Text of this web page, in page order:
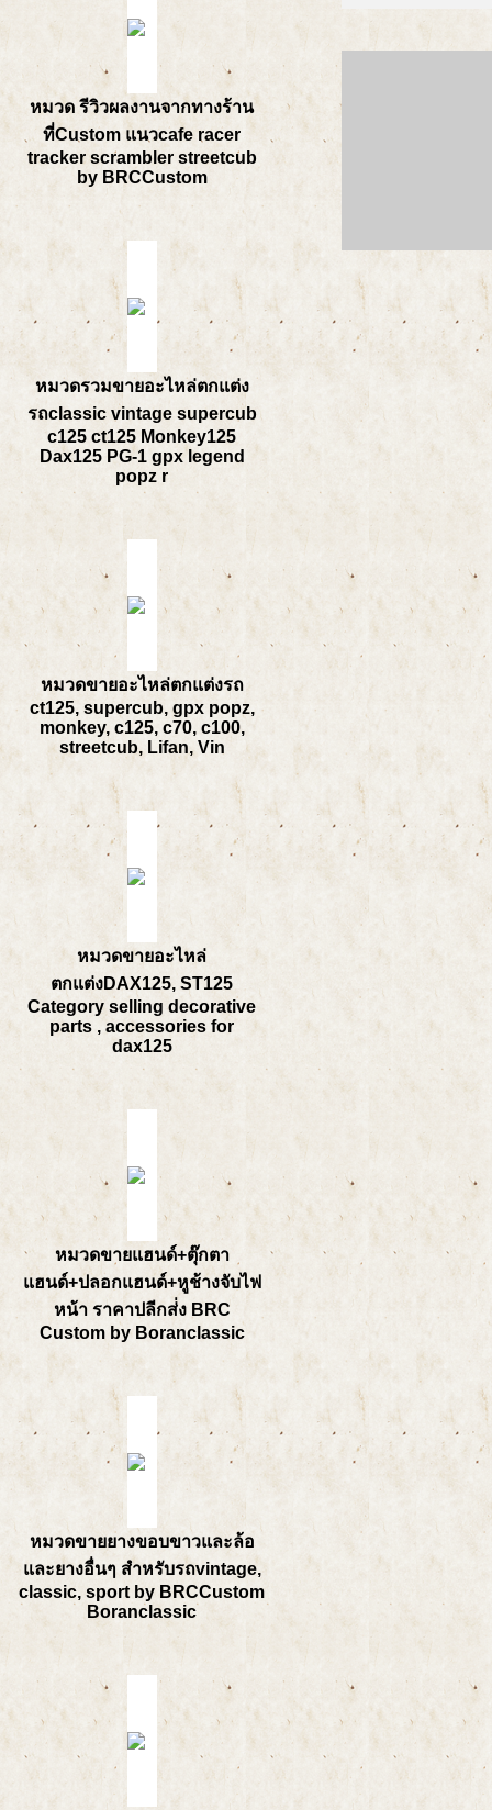
หมวด รีวิวผลงานจากทางร้าน
ที่Custom แนวcafe racer
tracker scrambler streetcub
by BRCCustom
หมวดรวมขายอะไหล่ตกแต่ง
รถclassic vintage supercub
c125 ct125 Monkey125
Dax125 PG-1 gpx legend
popz r
หมวดขายอะไหล่ตกแต่งรถ
ct125, supercub, gpx popz,
monkey, c125, c70, c100,
streetcub, Lifan, Vin
หมวดขายอะไหล่
ตกแต่งDAX125, ST125
Category selling decorative
parts , accessories for
dax125
หมวดขายแฮนด์+ตุ๊กตา
แฮนด์+ปลอกแฮนด์+หูช้างจับไฟ
หน้า ราคาปลีกส่่ง BRC
Custom by Boranclassic
หมวดขายยางขอบขาวและล้อ
และยางอื่นๆ สำหรับรถvintage,
classic, sport by BRCCustom
Boranclassic